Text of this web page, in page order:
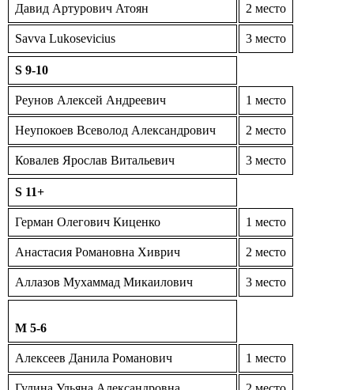
Давид Артурович Атоян 2 место
Savva Lukosevicius 3 место
S 9-10
Реунов Алексей Андреевич 1 место
Неупокоев Всеволод Александрович 2 место
Ковалев Ярослав Витальевич 3 место
S 11+
Герман Олегович Киценко 1 место
Анастасия Романовна Хиврич 2 место
Аллазов Мухаммад Микаилович 3 место
M 5-6
Алексеев Данила Романович 1 место